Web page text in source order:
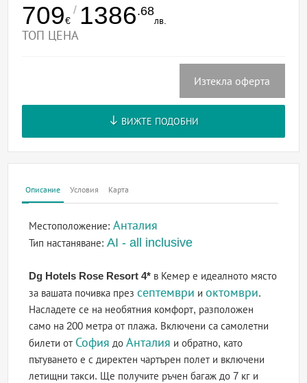
709€
/ 1386.68
лв.
ТОП ЦЕНА
Изтекла оферта
ВИЖТЕ ПОДОБНИ
Описание Условия Карта
Местоположение:Анталия
Тип настаняване:AI - all inclusive
Dg Hotels Rose Resort 4* в Кемер е идеалното място
за вашата почивка презсептември иоктомври.
Насладете се на необятния комфорт, разположен
само на 200 метра от плажа. Включени са самолетни
билети от София доАнталия и обратно, като
пътуването е с директен чартърен полет и включени
летищни такси. Ще получите ръчен багаж до 7 кг и